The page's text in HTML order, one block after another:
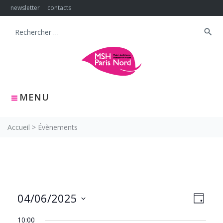
Skip
to
newsletter contacts
MENU
Search
search
Accueil > Évènements
PAR
de
vues
JOUR
04/06/2025
10:00